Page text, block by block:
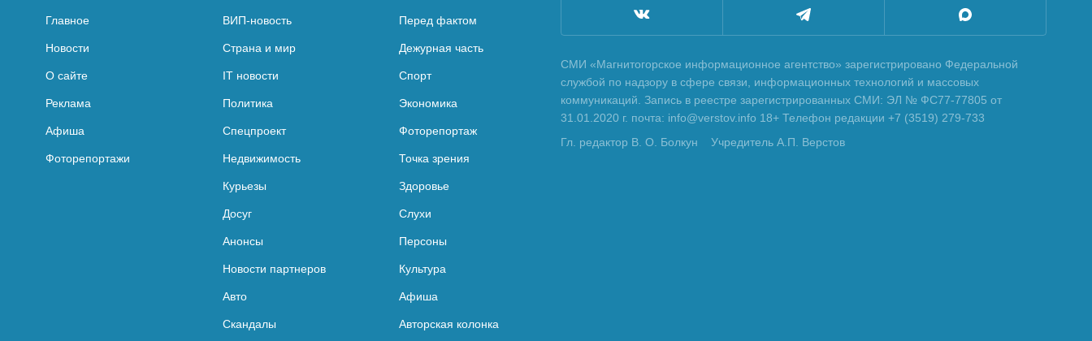
Главное
Новости
О сайте
Реклама
Афиша
Фоторепортажи
ВИП-новость Перед фактом
Страна и мир Дежурная часть
IT новости Спорт
Политика Экономика
Спецпроект Фоторепортаж
Недвижимость Точка зрения
Курьезы Здоровье
Досуг Слухи
Анонсы Персоны
Новости партнеров Культура
Авто Афиша
Скандалы Авторская колонка
СМИ «Магнитогорское информационное агентство» зарегистрировано Федеральной
службой по надзору в сфере связи, информационных технологий и массовых
коммуникаций. Запись в реестре зарегистрированных СМИ: ЭЛ № ФС77-77805 от
31.01.2020 г. почта: info@verstov.info 18+ Телефон редакции +7 (3519) 279-733
Гл. редактор В. О. Болкун
Учредитель А.П. Верстов